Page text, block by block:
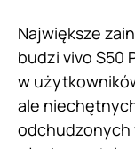
Największe
budzi vivo S50
w
ale
odchudzonych